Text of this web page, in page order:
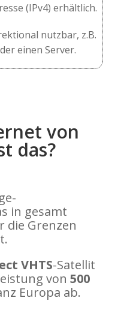
(IPv4) erhältlich.
nutzbar, z.B.
einen Server.
von
das?
in gesamt
die Grenzen
VHTS-Satellit
von 500
Europa ab.